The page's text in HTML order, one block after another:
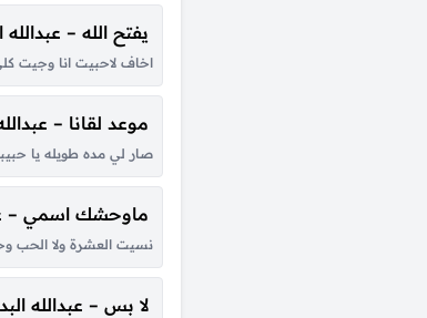
يفتح الله – عبدالله
اخاف لاحبيت انا وجيت
موعد لقانا –
صار لي مده طويله يا
ماوحشك اسمي –
نسيت العشرة ولا الحب
لا بس – عبدالله